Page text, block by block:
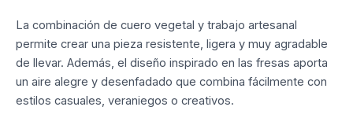
La combinación de cuero vegetal y trabajo artesanal
permite crear una pieza resistente, ligera y muy agradable
de llevar. Además, el diseño inspirado en las fresas aporta
un aire alegre y desenfadado que combina fácilmente con
estilos casuales, veraniegos o creativos.